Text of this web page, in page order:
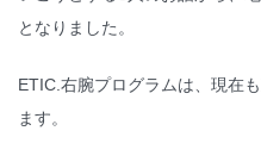
となりました。
ETIC.右腕プログラムは、現在
ます。